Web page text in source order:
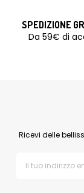
SPEDIZIONE
Da 59€ di
Ricevi delle